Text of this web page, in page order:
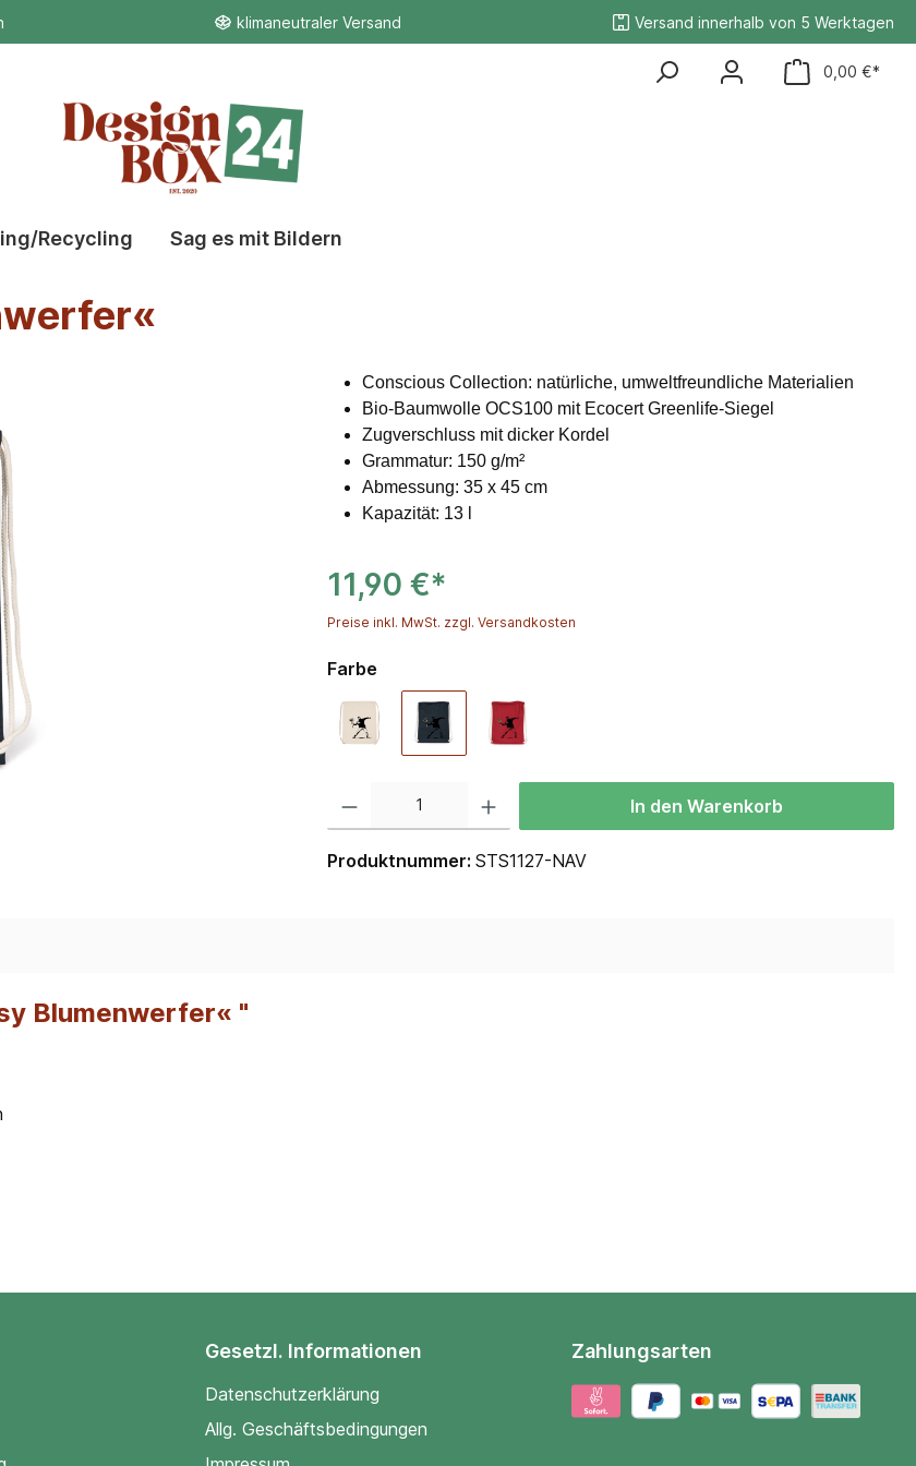
klimaneutraler Versand Versand innerhalb von 5 Werktagen
0,00 €*
Recycling Sag es mit Bildern
Conscious Collection: natürliche, umweltfreundliche Materialien
Bio-Baumwolle OCS100 mit Ecocert Greenlife-Siegel
Zugverschluss mit dicker Kordel
Grammatur: 150 g/m²
Abmessung: 35 x 45 cm
Kapazität: 13 l
11,90 €*
Preise inkl. MwSt. zzgl. Versandkosten
Farbe
In den Warenkorb
Produktnummer: STS1127-NAV
Blumenwerfer« "
Gesetzl. Informationen
Datenschutzerklärung
Allg. Geschäftsbedingungen
Zahlungsarten